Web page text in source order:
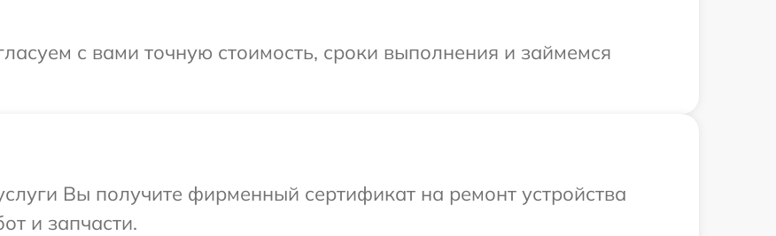
с вами точную стоимость, сроки выполнения и займемся
Вы получите фирменный сертификат на ремонт устройства
и запчасти.